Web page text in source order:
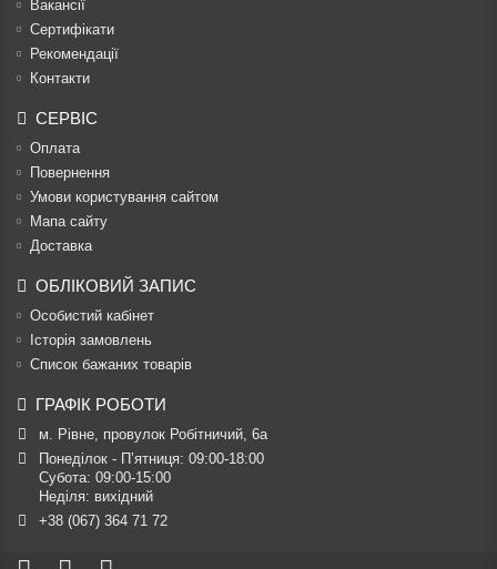
Вакансії
Сертифікати
Рекомендації
Контакти
СЕРВІС
Оплата
Повернення
Умови користування сайтом
Мапа сайту
Доставка
ОБЛІКОВИЙ ЗАПИС
Особистий кабінет
Історія замовлень
Список бажаних товарів
ГРАФІК РОБОТИ
м. Рівне, провулок Робітничий, 6а
Понеділок - П’ятниця: 09:00-18:00
Субота: 09:00-15:00
Неділя: вихідний
+38 (067) 364 71 72